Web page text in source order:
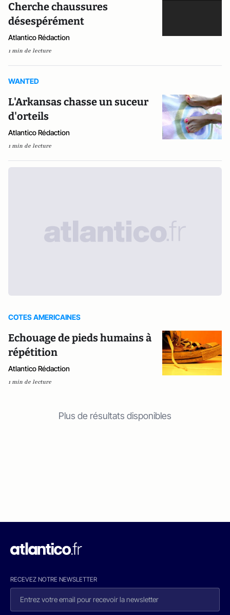
Cherche chaussures
désespérément
Atlantico Rédaction
1 min de lecture
WANTED
L'Arkansas chasse un suceur
d'orteils
Atlantico Rédaction
1 min de lecture
COTES AMERICAINES
Echouage de pieds humains à
répétition
Atlantico Rédaction
1 min de lecture
Plus de résultats disponibles
RECEVEZ NOTRE NEWSLETTER